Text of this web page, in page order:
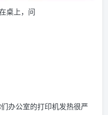
桌上，问
办公室的打印机发热很严